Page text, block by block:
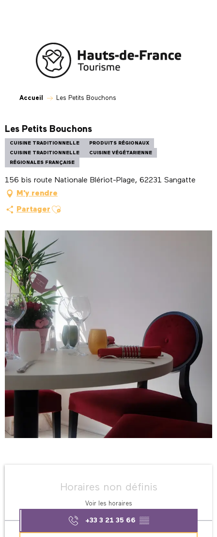
Accueil Les Petits Bouchons
Les Petits Bouchons
CUISINE TRADITIONNELLE
PRODUITS RÉGIONAUX
CUISINE TRADITIONNELLE
CUISINE VÉGÉTARIENNE
RÉGIONALES FRANÇAISE
156 bis route Nationale Blériot-Plage, 62231 Sangatte
M'y rendre
Partager Ajouter aux favoris
Horaires non définis
Voir les horaires
+33 3 21 35 66 ▒▒